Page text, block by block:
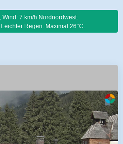
Wind: 7 km/h Nordnordwest.
Regen. Maximal 26°C.